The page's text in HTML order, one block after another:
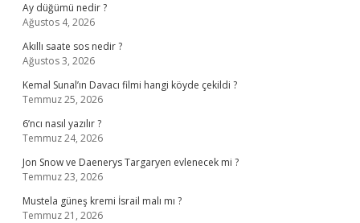
Ay düğümü nedir ?
Ağustos 4, 2026
Akıllı saate sos nedir ?
Ağustos 3, 2026
Kemal Sunal’ın Davacı filmi hangi köyde çekildi ?
Temmuz 25, 2026
6’ncı nasıl yazılır ?
Temmuz 24, 2026
Jon Snow ve Daenerys Targaryen evlenecek mi ?
Temmuz 23, 2026
Mustela güneş kremi İsrail malı mı ?
Temmuz 21, 2026